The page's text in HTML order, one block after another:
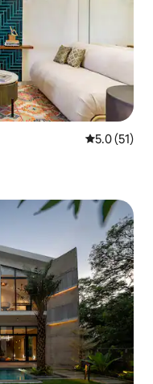
從 51 則評
5.0 (51)